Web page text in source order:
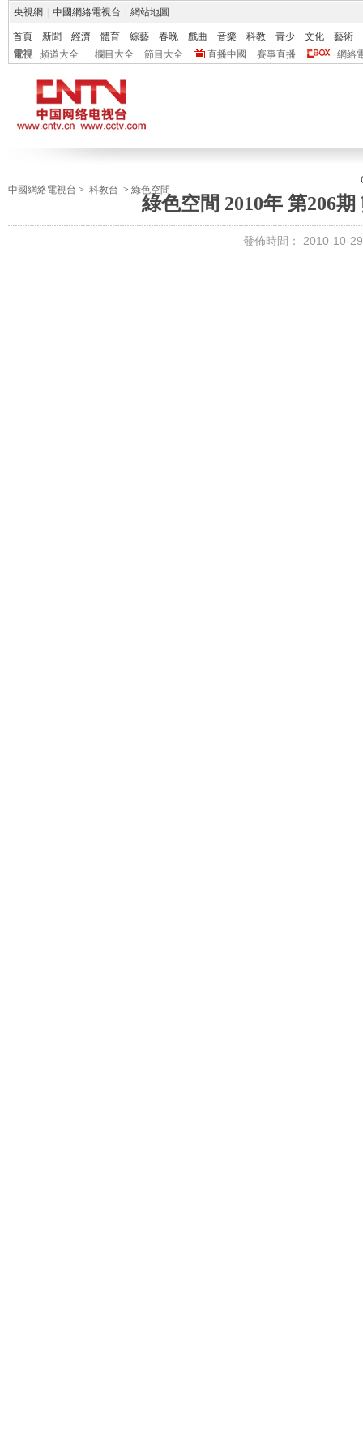
央視網 中國網絡電視台 網站地圖
首頁 新聞 經濟 體育 綜藝 春晚 戲曲 音樂 科教 青少 文化
藝術
電視
頻道大全 欄目大全 節目大全 直播中國 賽事直播 網絡
中國網絡電視台 > 科教台 > 綠色空間
綠色空間 2010年 第206
發佈時間： 2010-10-